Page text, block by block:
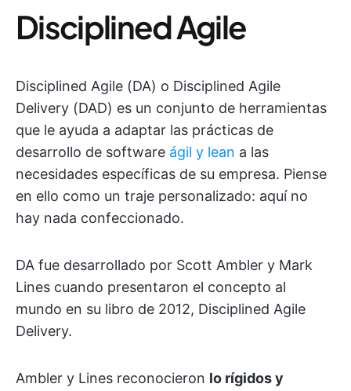
Disciplined Agile
Disciplined Agile (DA) o Disciplined Agile
Delivery (DAD) es un conjunto de herramientas
que le ayuda a adaptar las prácticas de
desarrollo de software ágil y lean a las
necesidades específicas de su empresa. Piense
en ello como un traje personalizado: aquí no
hay nada confeccionado.
DA fue desarrollado por Scott Ambler y Mark
Lines cuando presentaron el concepto al
mundo en su libro de 2012, Disciplined Agile
Delivery.
Ambler y Lines reconocieron lo rígidos y